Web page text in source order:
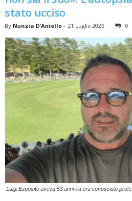
stato ucciso
By Nunzia D'Aniello - 21 Luglio 2026 0
Luigi Esposito aveva 53 anni ed era conosciuto